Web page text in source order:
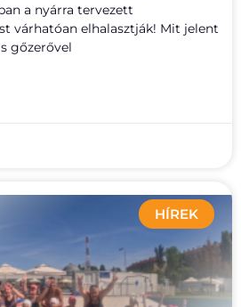
a nyárra tervezett
várhatóan elhalasztják! Mit jelent
gőzerővel
HÍREK